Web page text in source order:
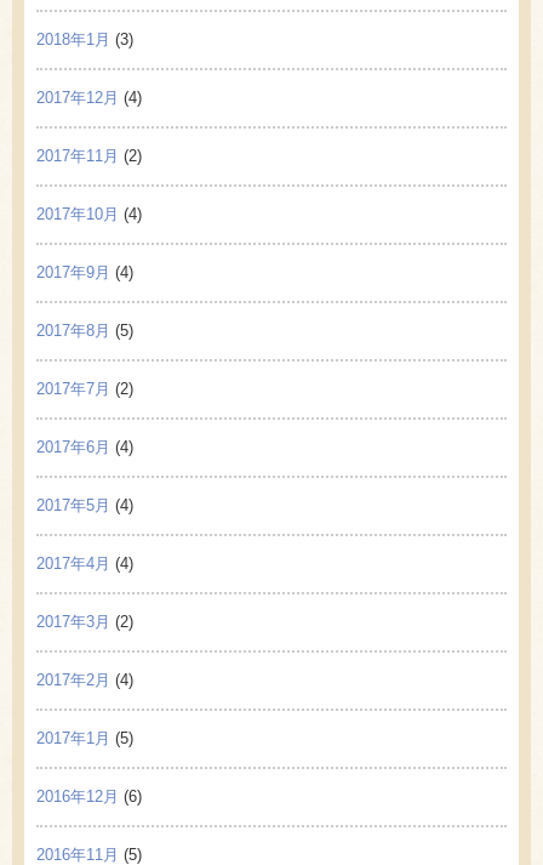
2018年1月 (3)
2017年12月 (4)
2017年11月 (2)
2017年10月 (4)
2017年9月 (4)
2017年8月 (5)
2017年7月 (2)
2017年6月 (4)
2017年5月 (4)
2017年4月 (4)
2017年3月 (2)
2017年2月 (4)
2017年1月 (5)
2016年12月 (6)
2016年11月 (5)